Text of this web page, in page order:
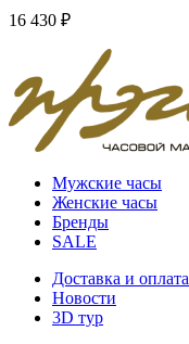
16 430 ₽
Мужские часы
Женские часы
Бренды
SALE
Доставка и оплата
Новости
3D тур